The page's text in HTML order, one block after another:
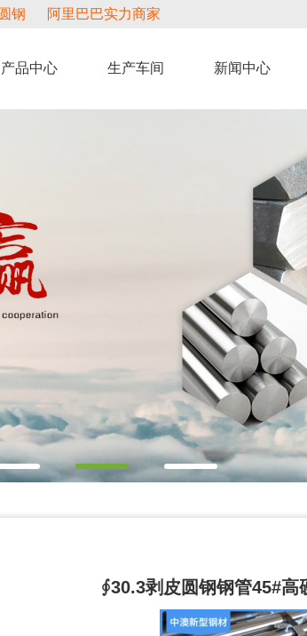
钢 阿里巴巴实力商家
产品中心 生产车间 新闻中心
∮30.3剥皮圆钢钢管45#高